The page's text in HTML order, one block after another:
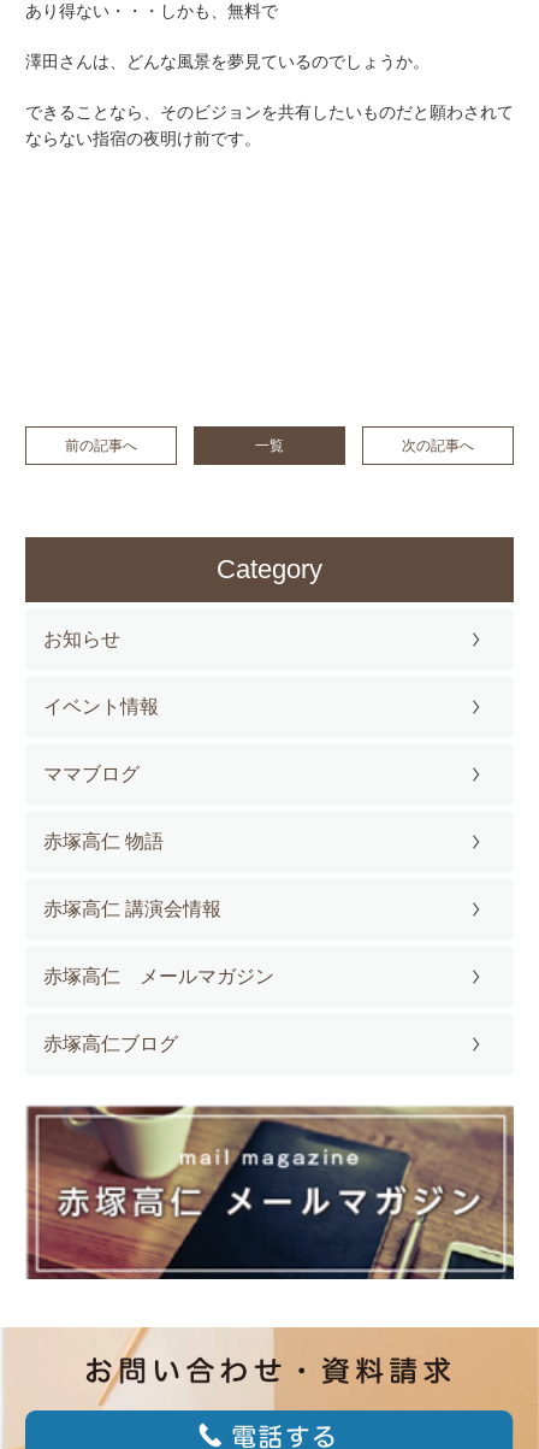
あり得ない・・・しかも、無料で
澤田さんは、どんな風景を夢見ているのでしょうか。
できることなら、そのビジョンを共有したいものだと願わされて
ならない指宿の夜明け前です。
前の記事へ 一覧 次の記事へ
Category
お知らせ
イベント情報
ママブログ
赤塚高仁 物語
赤塚高仁 講演会情報
赤塚高仁 メールマガジン
赤塚高仁ブログ